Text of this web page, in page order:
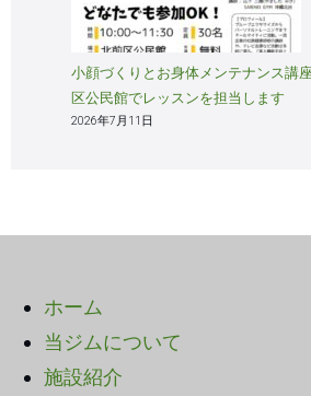
小顔づくりとお身体メンテナンス講
区公民館でレッスンを担当します
2026年7月11日
ホーム
当ジムについて
施設紹介